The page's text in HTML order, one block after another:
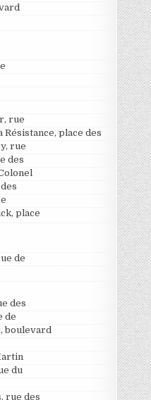
rue
place des
rue
des
place
de
des
de
boulevard
du
rue des